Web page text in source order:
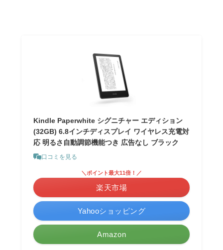
Kindle Paperwhite シグニチャー エディション
(32GB) 6.8インチディスプレイ ワイヤレス充電対
応 明るさ自動調節機能つき 広告なし ブラック
口コミを見る
＼ポイント最大11倍！／
楽天市場
Yahooショッピング
Amazon